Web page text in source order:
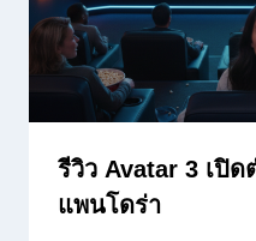
รีวิว Avatar 3 เปิ
แพนโดร่า